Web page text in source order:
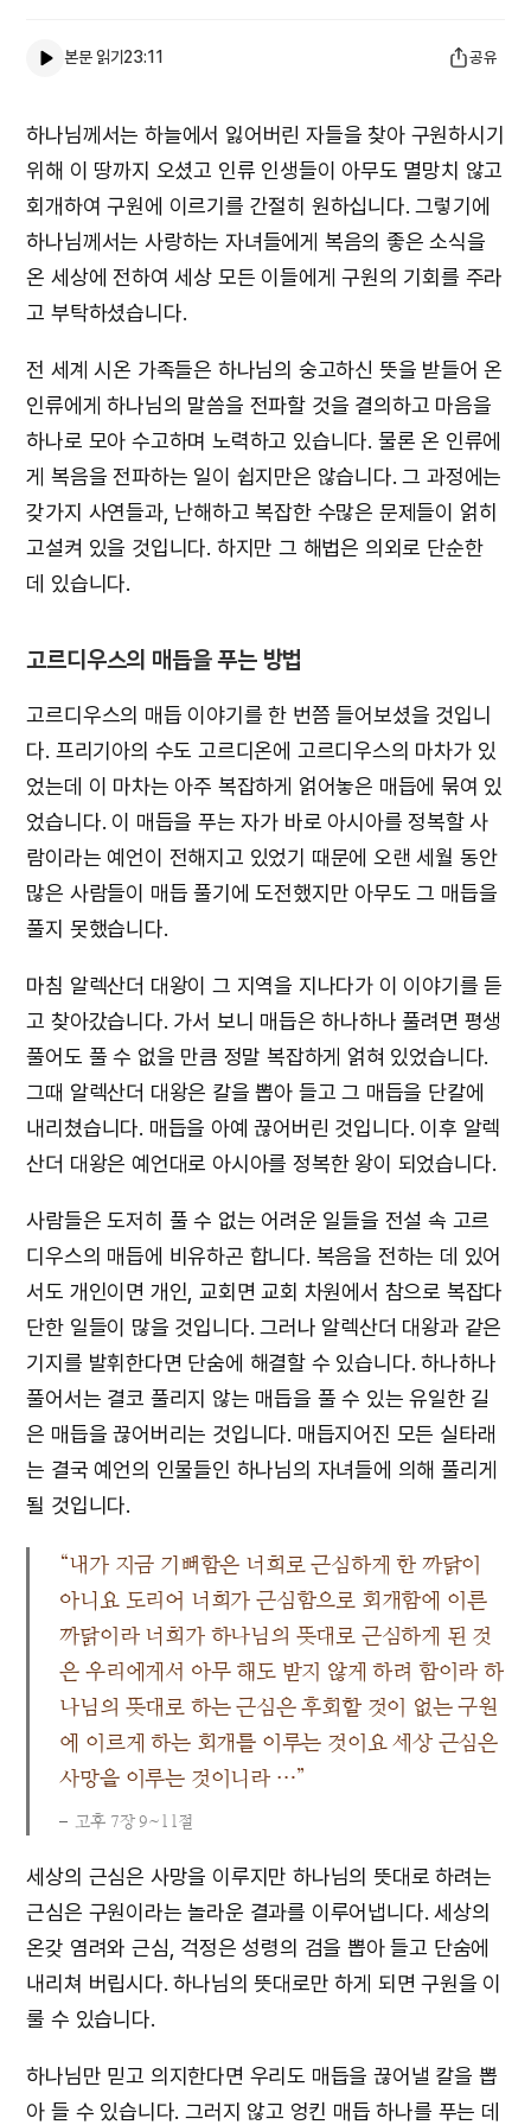
본문 읽기 23:11 공유
하나님께서는 하늘에서 잃어버린 자들을 찾아 구원하시기
위해 이 땅까지 오셨고 인류 인생들이 아무도 멸망치 않고
회개하여 구원에 이르기를 간절히 원하십니다. 그렇기에
하나님께서는 사랑하는 자녀들에게 복음의 좋은 소식을
온 세상에 전하여 세상 모든 이들에게 구원의 기회를 주라
고 부탁하셨습니다.
전 세계 시온 가족들은 하나님의 숭고하신 뜻을 받들어 온
인류에게 하나님의 말씀을 전파할 것을 결의하고 마음을
하나로 모아 수고하며 노력하고 있습니다. 물론 온 인류에
게 복음을 전파하는 일이 쉽지만은 않습니다. 그 과정에는
갖가지 사연들과, 난해하고 복잡한 수많은 문제들이 얽히
고설켜 있을 것입니다. 하지만 그 해법은 의외로 단순한
데 있습니다.
고르디우스의 매듭을 푸는 방법
고르디우스의 매듭 이야기를 한 번쯤 들어보셨을 것입니
다. 프리기아의 수도 고르디온에 고르디우스의 마차가 있
었는데 이 마차는 아주 복잡하게 얽어놓은 매듭에 묶여 있
었습니다. 이 매듭을 푸는 자가 바로 아시아를 정복할 사
람이라는 예언이 전해지고 있었기 때문에 오랜 세월 동안
많은 사람들이 매듭 풀기에 도전했지만 아무도 그 매듭을
풀지 못했습니다.
마침 알렉산더 대왕이 그 지역을 지나다가 이 이야기를 듣
고 찾아갔습니다. 가서 보니 매듭은 하나하나 풀려면 평생
풀어도 풀 수 없을 만큼 정말 복잡하게 얽혀 있었습니다.
그때 알렉산더 대왕은 칼을 뽑아 들고 그 매듭을 단칼에
내리쳤습니다. 매듭을 아예 끊어버린 것입니다. 이후 알렉
산더 대왕은 예언대로 아시아를 정복한 왕이 되었습니다.
사람들은 도저히 풀 수 없는 어려운 일들을 전설 속 고르
디우스의 매듭에 비유하곤 합니다. 복음을 전하는 데 있어
서도 개인이면 개인, 교회면 교회 차원에서 참으로 복잡다
단한 일들이 많을 것입니다. 그러나 알렉산더 대왕과 같은
기지를 발휘한다면 단숨에 해결할 수 있습니다. 하나하나
풀어서는 결코 풀리지 않는 매듭을 풀 수 있는 유일한 길
은 매듭을 끊어버리는 것입니다. 매듭지어진 모든 실타래
는 결국 예언의 인물들인 하나님의 자녀들에 의해 풀리게
될 것입니다.
“내가 지금 기뻐함은 너희로 근심하게 한 까닭이
아니요 도리어 너희가 근심함으로 회개함에 이른
까닭이라 너희가 하나님의 뜻대로 근심하게 된 것
은 우리에게서 아무 해도 받지 않게 하려 함이라 하
나님의 뜻대로 하는 근심은 후회할 것이 없는 구원
에 이르게 하는 회개를 이루는 것이요 세상 근심은
사망을 이루는 것이니라 …”
고후 7장 9~11절
세상의 근심은 사망을 이루지만 하나님의 뜻대로 하려는
근심은 구원이라는 놀라운 결과를 이루어냅니다. 세상의
온갖 염려와 근심, 걱정은 성령의 검을 뽑아 들고 단숨에
내리쳐 버립시다. 하나님의 뜻대로만 하게 되면 구원을 이
룰 수 있습니다.
하나님만 믿고 의지한다면 우리도 매듭을 끊어낼 칼을 뽑
아 들 수 있습니다. 그러지 않고 엉킨 매듭 하나를 푸는 데